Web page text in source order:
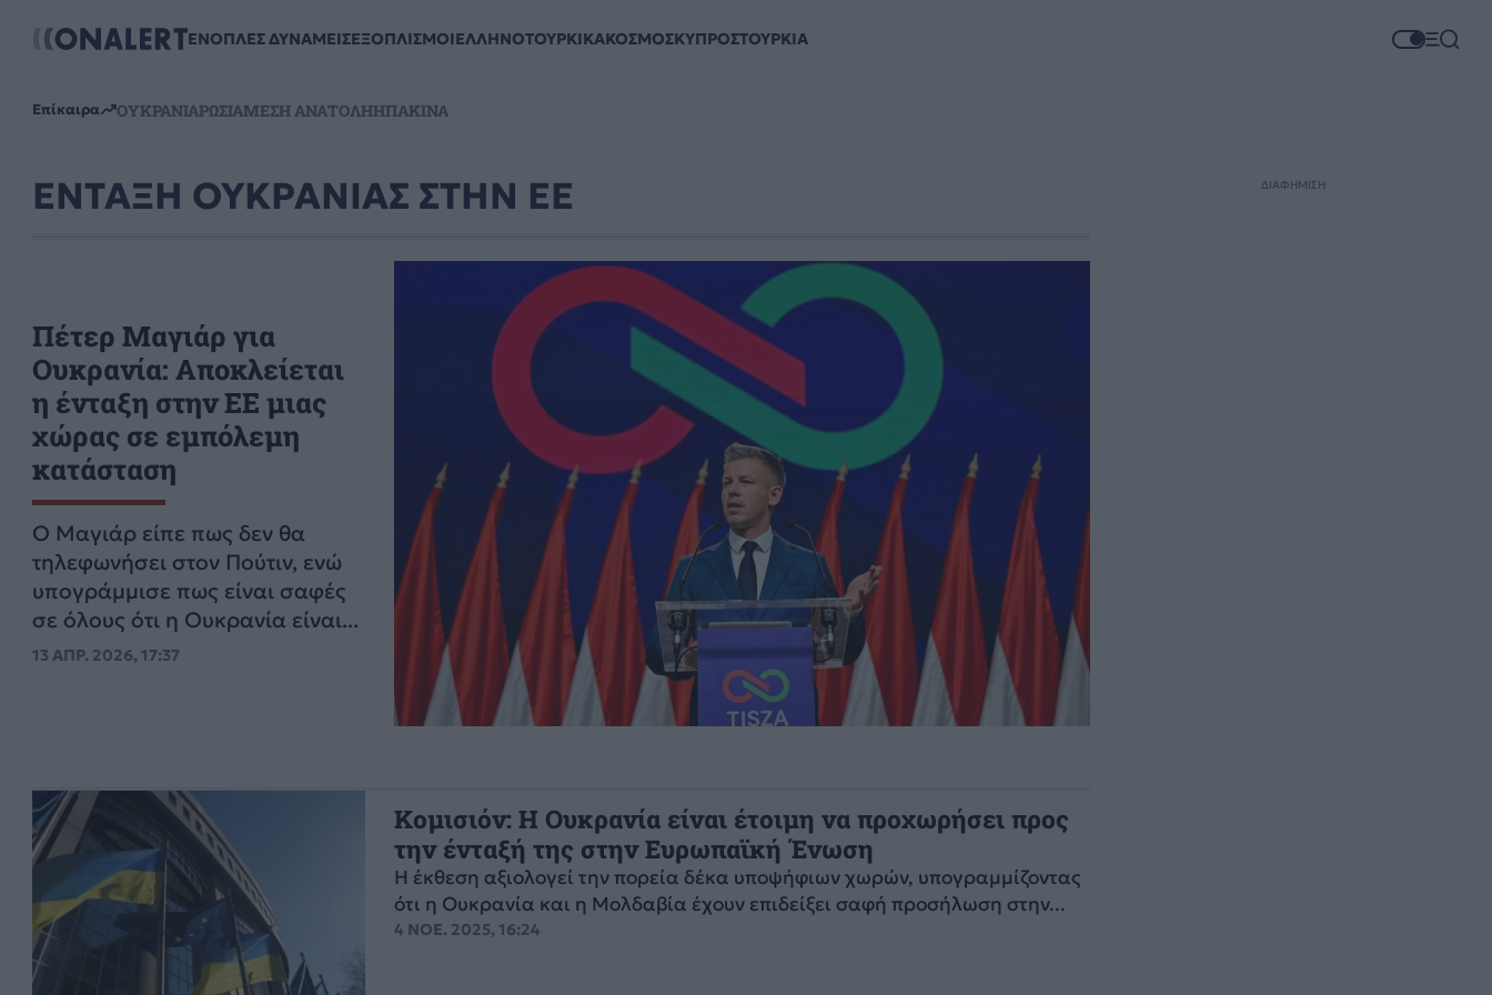
ΕΝΟΠΛΕΣ ΔΥΝΑΜΕΙΣΕΞΟΠΛΙΣΜΟΙΕΛΛΗΝΟΤΟΥΡΚΙΚΑΚΟΣΜΟΣΚΥΠΡΟΣΤΟΥΡΚΙΑ
Επίκαιρα ΟΥΚΡΑΝΙΑΡΩΣΙΑΜΕΣΗ ΑΝΑΤΟΛΗΗΠΑΚΙΝΑ
ΕΝΤΑΞΗ ΟΥΚΡΑΝΙΑΣ ΣΤΗΝ ΕΕ
Πέτερ Μαγιάρ για
Ουκρανία: Αποκλείεται
η ένταξη στην ΕΕ μιας
χώρας σε εμπόλεμη
κατάσταση
⁠Ο Μαγιάρ είπε πως δεν θα
τηλεφωνήσει στον Πούτιν, ενώ
υπογράμμισε πως είναι σαφές
σε όλους ότι η Ουκρανία είναι...
13 ΑΠΡ. 2026, 17:37
Κομισιόν: Η Ουκρανία είναι έτοιμη να προχωρήσει προς
την ένταξή της στην Ευρωπαϊκή Ένωση
Η έκθεση αξιολογεί την πορεία δέκα υποψήφιων χωρών, υπογραμμίζοντας
ότι η Ουκρανία και η Μολδαβία έχουν επιδείξει σαφή προσήλωση στην...
4 ΝΟΕ. 2025, 16:24
ΔΙΑΦΗΜΙΣΗ